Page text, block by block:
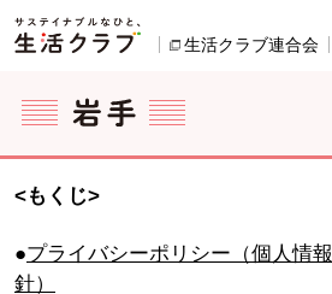
ページの先頭です。
生活クラブ連合会
<もくじ>
●プライバシーポリシー（個人情
針）